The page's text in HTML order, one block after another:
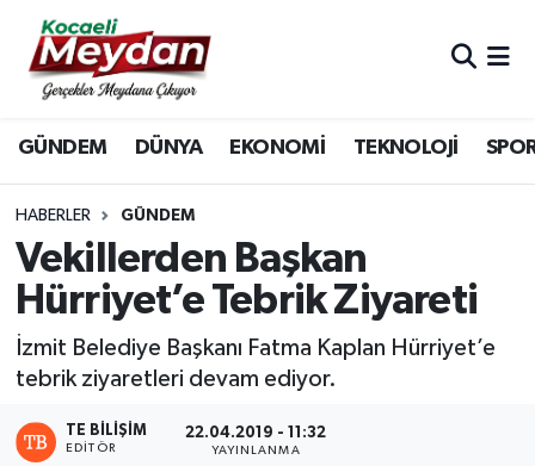
GÜNDEM DÜNYA EKONOMİ TEKNOLOJİ
HABERLER GÜNDEM
Vekillerden Başkan
Hürriyet’e Tebrik Ziyareti
İzmit Belediye Başkanı Fatma Kaplan Hürriyet’e
tebrik ziyaretleri devam ediyor.
TE BILIŞIM
EDITÖR
22.04.2019 - 11:32
YAYINLANMA
Nöbetçi Eczaneler
Hava Durumu
Trafik Durumu
Süper Lig Puan Durumu ve Fikstür
Son Dakika Haberleri
Haber Arşivi